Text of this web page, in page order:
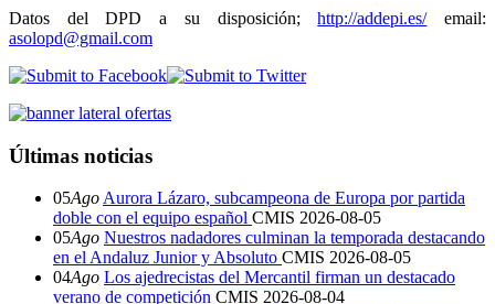
Datos del DPD a su disposición;http://addepi.es/email:
asolopd@gmail.com
Últimas noticias
05Ago Aurora Lázaro, subcampeona de Europa por partida
doble con el equipo español CMIS 2026-08-05
05Ago Nuestros nadadores culminan la temporada destacando
en el Andaluz Junior y Absoluto CMIS 2026-08-05
04Ago Los ajedrecistas del Mercantil firman un destacado
verano de competición CMIS 2026-08-04